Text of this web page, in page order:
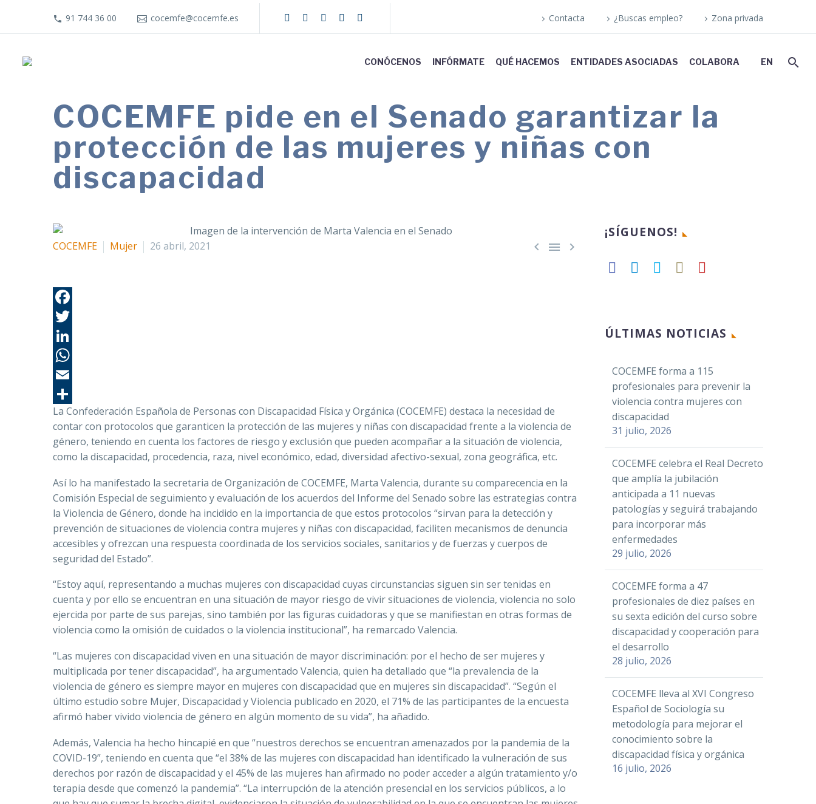
91 744 36 00 cocemfe@cocemfe.es Contacta ¿Buscas empleo? Zona privada
CONÓCENOS INFÓRMATE QUÉ HACEMOS ENTIDADES ASOCIADAS COLABORA EN
COCEMFE pide en el Senado garantizar la
protección de las mujeres y niñas con
discapacidad
  
COCEMFE Mujer 26 abril, 2021
Twitter
WhatsApp
Compartir
La Confederación Española de Personas con Discapacidad Física y Orgánica (COCEMFE) destaca la necesidad de
contar con protocolos que garanticen la protección de las mujeres y niñas con discapacidad frente a la violencia de
género, teniendo en cuenta los factores de riesgo y exclusión que pueden acompañar a la situación de violencia,
como la discapacidad, procedencia, raza, nivel económico, edad, diversidad afectivo-sexual, zona geográfica, etc.
Así lo ha manifestado la secretaria de Organización de COCEMFE, Marta Valencia, durante su comparecencia en la
Comisión Especial de seguimiento y evaluación de los acuerdos del Informe del Senado sobre las estrategias contra
la Violencia de Género, donde ha incidido en la importancia de que estos protocolos “sirvan para la detección y
prevención de situaciones de violencia contra mujeres y niñas con discapacidad, faciliten mecanismos de denuncia
accesibles y ofrezcan una respuesta coordinada de los servicios sociales, sanitarios y de fuerzas y cuerpos de
seguridad del Estado”.
“Estoy aquí, representando a muchas mujeres con discapacidad cuyas circunstancias siguen sin ser tenidas en
cuenta y por ello se encuentran en una situación de mayor riesgo de vivir situaciones de violencia, violencia no solo
ejercida por parte de sus parejas, sino también por las figuras cuidadoras y que se manifiestan en otras formas de
violencia como la omisión de cuidados o la violencia institucional”, ha remarcado Valencia.
“Las mujeres con discapacidad viven en una situación de mayor discriminación: por el hecho de ser mujeres y
multiplicada por tener discapacidad”, ha argumentado Valencia, quien ha detallado que “la prevalencia de la
violencia de género es siempre mayor en mujeres con discapacidad que en mujeres sin discapacidad”. “Según el
último estudio sobre Mujer, Discapacidad y Violencia publicado en 2020, el 71% de las participantes de la encuesta
afirmó haber vivido violencia de género en algún momento de su vida”, ha añadido.
Además, Valencia ha hecho hincapié en que “nuestros derechos se encuentran amenazados por la pandemia de la
COVID-19”, teniendo en cuenta que “el 38% de las mujeres con discapacidad han identificado la vulneración de sus
derechos por razón de discapacidad y el 45% de las mujeres han afirmado no poder acceder a algún tratamiento y/o
terapia desde que comenzó la pandemia”. “La interrupción de la atención presencial en los servicios públicos, a lo
¡SÍGUENOS!
ÚLTIMAS NOTICIAS
COCEMFE forma a 115
profesionales para prevenir la
violencia contra mujeres con
discapacidad
31 julio, 2026
COCEMFE celebra el Real Decreto
que amplía la jubilación
anticipada a 11 nuevas
patologías y seguirá trabajando
para incorporar más
enfermedades
29 julio, 2026
COCEMFE forma a 47
profesionales de diez países en
su sexta edición del curso sobre
discapacidad y cooperación para
el desarrollo
28 julio, 2026
COCEMFE lleva al XVI Congreso
Español de Sociología su
metodología para mejorar el
conocimiento sobre la
discapacidad física y orgánica
16 julio, 2026